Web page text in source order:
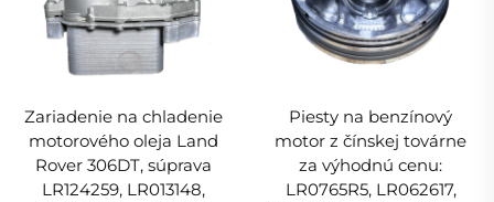
Zariadenie na chladenie
motorového oleja Land
Rover 306DT, súprava
LR124259, LR013148,
Piesty na benzínový
motor z čínskej továrne
za výhodnú cenu:
LR0765R5, LR062617,